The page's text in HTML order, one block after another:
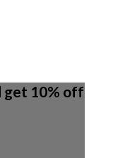
get 10% off